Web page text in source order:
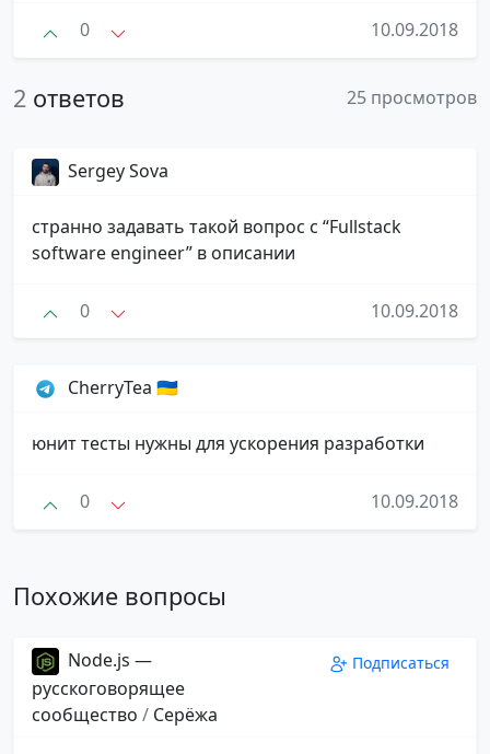
0 10.09.2018
2 ответов 25 просмотров
Sergey Sova
странно задавать такой вопрос с “Fullstack
software engineer” в описании
0 10.09.2018
CherryTea 🇺🇦
юнит тесты нужны для ускорения разработки
0 10.09.2018
Похожие вопросы
Node.js —
русскоговорящее
сообщество / Серёжа
Подписаться